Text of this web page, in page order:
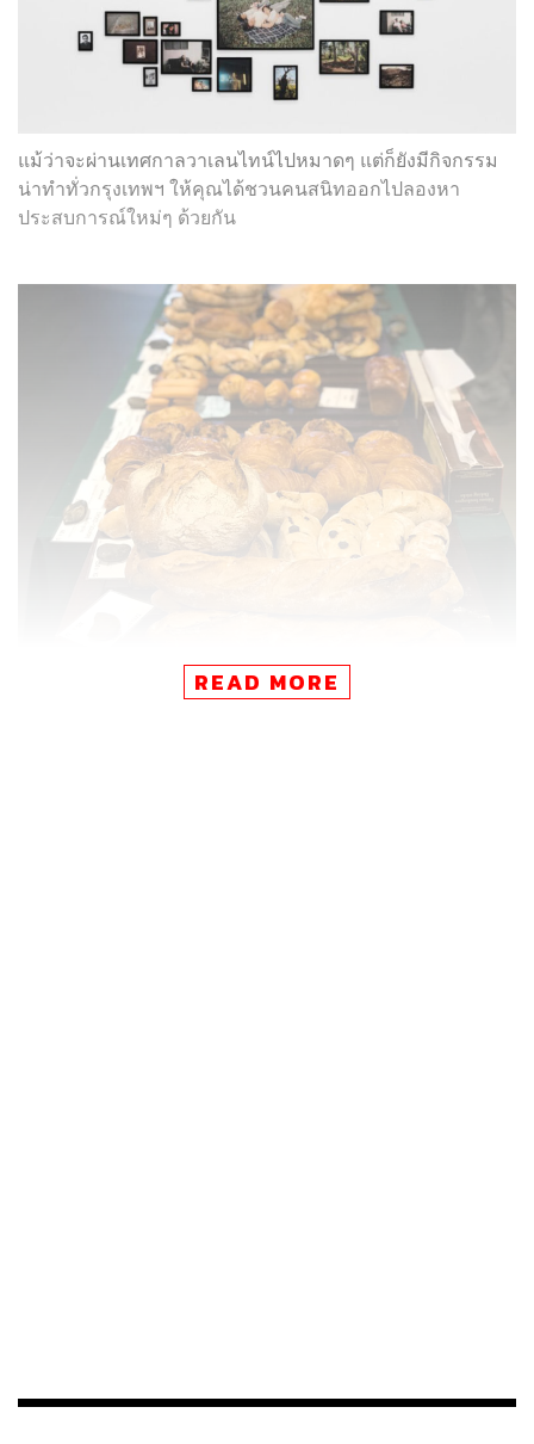
แม้ว่าจะผ่านเทศกาลวาเลนไทน์ไปหมาดๆ แต่ก็ยังมีกิจกรรม
น่าทำทั่วกรุงเทพฯ ให้คุณได้ชวนคนสนิทออกไปลองหา
ประสบการณ์ใหม่ๆ ด้วยกัน
READ MORE